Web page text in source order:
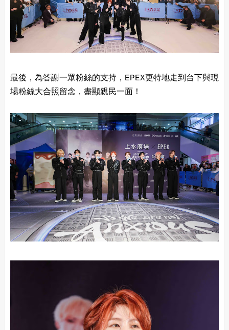
最後，為答謝一眾粉絲的支持，EPEX更特地走到台下與現
場粉絲大合照留念，盡顯親民一面！